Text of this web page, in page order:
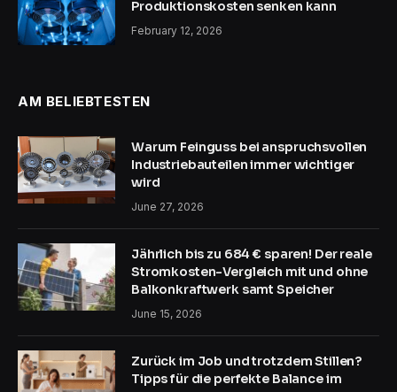
Produktionskosten senken kann
February 12, 2026
AM BELIEBTESTEN
Warum Feinguss bei anspruchsvollen
Industriebauteilen immer wichtiger
wird
June 27, 2026
Jährlich bis zu 684 € sparen! Der reale
Stromkosten-Vergleich mit und ohne
Balkonkraftwerk samt Speicher
June 15, 2026
Zurück im Job und trotzdem Stillen?
Tipps für die perfekte Balance im